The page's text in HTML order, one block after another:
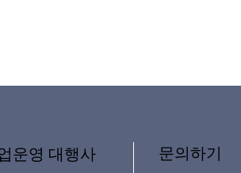
운영 대행사 문의하기